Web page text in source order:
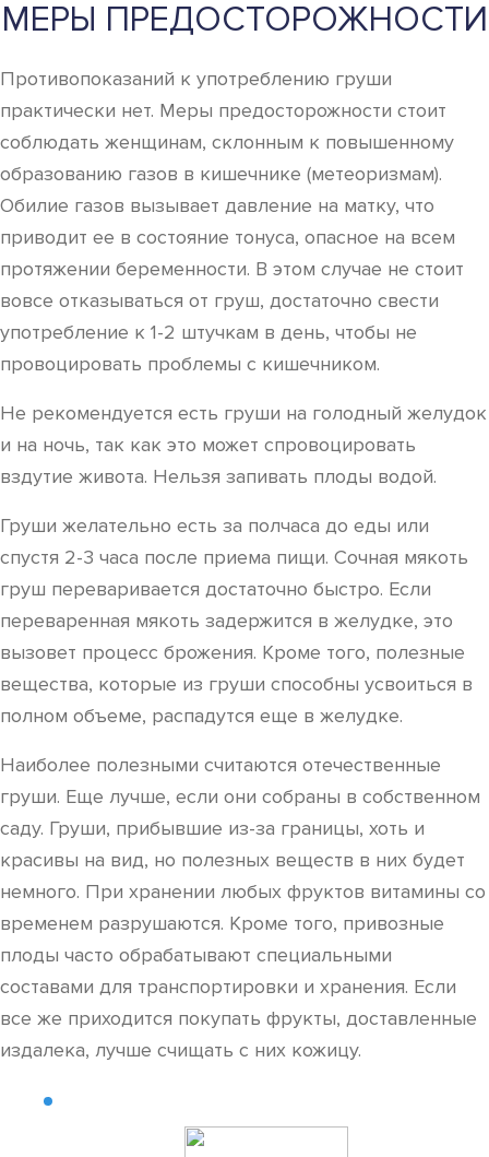
МЕРЫ ПРЕДОСТОРОЖНОСТИ
Противопоказаний к употреблению груши
практически нет. Меры предосторожности стоит
соблюдать женщинам, склонным к повышенному
образованию газов в кишечнике (метеоризмам).
Обилие газов вызывает давление на матку, что
приводит ее в состояние тонуса, опасное на всем
протяжении беременности. В этом случае не стоит
вовсе отказываться от груш, достаточно свести
употребление к 1-2 штучкам в день, чтобы не
провоцировать проблемы с кишечником.
Не рекомендуется есть груши на голодный желудок
и на ночь, так как это может спровоцировать
вздутие живота. Нельзя запивать плоды водой.
Груши желательно есть за полчаса до еды или
спустя 2-3 часа после приема пищи. Сочная мякоть
груш переваривается достаточно быстро. Если
переваренная мякоть задержится в желудке, это
вызовет процесс брожения. Кроме того, полезные
вещества, которые из груши способны усвоиться в
полном объеме, распадутся еще в желудке.
Наиболее полезными считаются отечественные
груши. Еще лучше, если они собраны в собственном
саду. Груши, прибывшие из-за границы, хоть и
красивы на вид, но полезных веществ в них будет
немного. При хранении любых фруктов витамины со
временем разрушаются. Кроме того, привозные
плоды часто обрабатывают специальными
составами для транспортировки и хранения. Если
все же приходится покупать фрукты, доставленные
издалека, лучше счищать с них кожицу.